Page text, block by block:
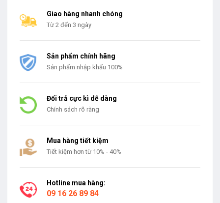
Giao hàng nhanh chóng
Từ 2 đến 3 ngày
Sản phẩm chính hãng
Sản phẩm nhập khẩu 100%
Đổi trả cực kì dễ dàng
Chính sách rõ ràng
Mua hàng tiết kiệm
Tiết kiệm hơn từ 10% - 40%
Hotline mua hàng:
09 16 26 89 84